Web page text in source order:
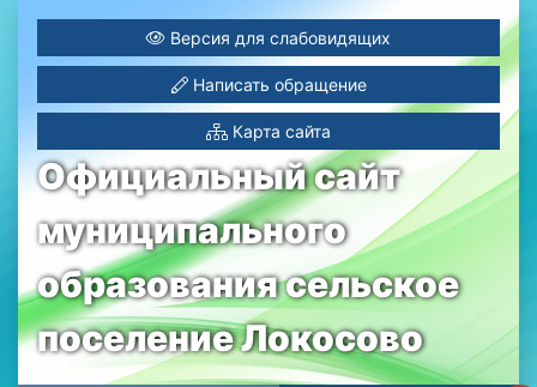
Официальный сайт
муниципального
образования сельское
поселение Локосово
Версия для слабовидящих
Написать обращение
Карта сайта